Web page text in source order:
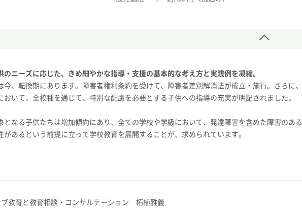
のニーズに応じた、きめ細やかな指導・支援の基本的な考え方と実践例を凝縮。
、転換期にあります。障害者権利条約を受けて、障害者差別解消法が成立・施行。さらに、
いて、全校種を通じて、特別な配慮を必要とする子供への指導の充実が明記されました。
なる子供たちは増加傾向にあり、全ての学校や学級において、発達障害を含めた障害のある
あるという前提に立って学校教育を展開することが、求められています。
教育と教育相談・コンサルテーション 柘植雅義